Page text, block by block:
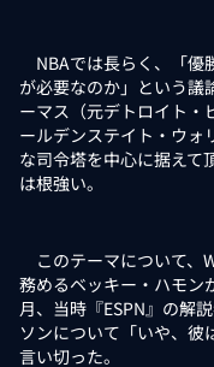
NBAでは長らく、「優
が必要なのか」という議
ーマス（元デトロイト・
ールデンステイト・ウォ
な司令塔を中心に据えて
は根強い。
このテーマについて、
務めるベッキー・ハモン
月、当時『ESPN』の解
ソンについて「いや、
言い切った。